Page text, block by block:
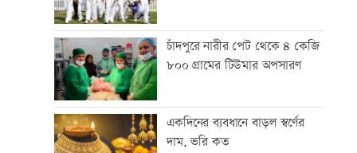
চাঁদপুরে নারীর পেট থেকে ৪ কেজি
৮০০ গ্রামের টিউমার অপসারণ
একদিনের ব্যবধানে বাড়ল স্বর্ণের
দাম, ভরি কত